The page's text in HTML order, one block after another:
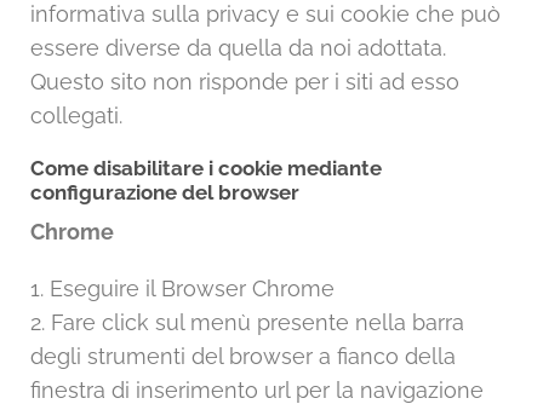
informativa sulla privacy e sui cookie che può
essere diverse da quella da noi adottata.
Questo sito non risponde per i siti ad esso
collegati.
Come disabilitare i cookie mediante
configurazione del browser
Chrome
1. Eseguire il Browser Chrome
2. Fare click sul menù presente nella barra
degli strumenti del browser a fianco della
finestra di inserimento url per la navigazione